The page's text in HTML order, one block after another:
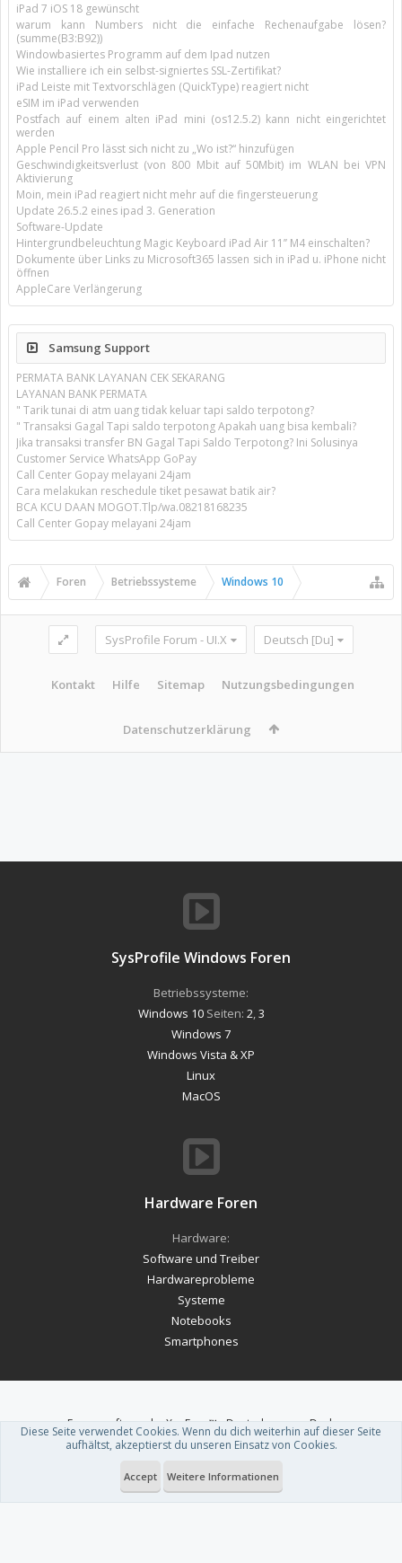
iPad 7 iOS 18 gewünscht
warum kann Numbers nicht die einfache Rechenaufgabe lösen?
(summe(B3:B92))
Windowbasiertes Programm auf dem Ipad nutzen
Wie installiere ich ein selbst-signiertes SSL-Zertifikat?
iPad Leiste mit Textvorschlägen (QuickType) reagiert nicht
eSIM im iPad verwenden
Postfach auf einem alten iPad mini (os12.5.2) kann nicht eingerichtet
werden
Apple Pencil Pro lässt sich nicht zu „Wo ist?“ hinzufügen
Geschwindigkeitsverlust (von 800 Mbit auf 50Mbit) im WLAN bei VPN
Aktivierung
Moin, mein iPad reagiert nicht mehr auf die fingersteuerung
Update 26.5.2 eines ipad 3. Generation
Software-Update
Hintergrundbeleuchtung Magic Keyboard iPad Air 11’’ M4 einschalten?
Dokumente über Links zu Microsoft365 lassen sich in iPad u. iPhone nicht
öffnen
AppleCare Verlängerung
Samsung Support
PERMATA BANK LAYANAN CEK SEKARANG
LAYANAN BANK PERMATA
" Tarik tunai di atm uang tidak keluar tapi saldo terpotong?
" Transaksi Gagal Tapi saldo terpotong Apakah uang bisa kembali?
Jika transaksi transfer BN Gagal Tapi Saldo Terpotong? Ini Solusinya
Customer Service WhatsApp GoPay
Call Center Gopay melayani 24jam
Cara melakukan reschedule tiket pesawat batik air?
BCA KCU DAAN MOGOT.Tlp/wa.08218168235
Call Center Gopay melayani 24jam
Foren Betriebssysteme Windows 10
SysProfile Forum - UI.X Deutsch [Du]
Kontakt Hilfe Sitemap Nutzungsbedingungen
Datenschutzerklärung
SysProfile Windows Foren
Betriebssysteme:
Windows 10Seiten: 2,3
Windows 7
Windows Vista & XP
Linux
MacOS
Hardware Foren
Hardware:
Software und Treiber
Hardwareprobleme
Systeme
Notebooks
Smartphones
Forum software by XenForo™-Deutsch von xenDach
Theme designed byThemeHouse .
Du betrachtest gerade: Windows 10: Explorer-Hooks beim Markieren von
Diese Seite verwendet Cookies. Wenn du dich weiterhin auf dieser Seite
aufhältst, akzeptierst du unseren Einsatz von Cookies.
Accept Weitere Informationen